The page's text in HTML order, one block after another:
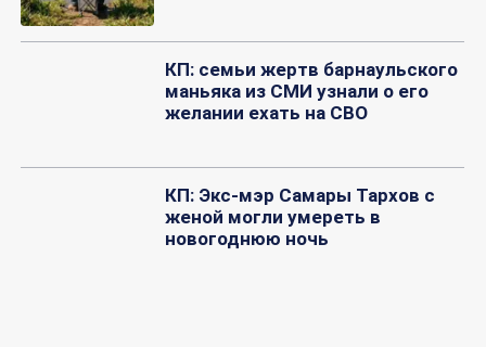
КП: семьи жертв барнаульского
маньяка из СМИ узнали о его
желании ехать на СВО
КП: Экс-мэр Самары Тархов с
женой могли умереть в
новогоднюю ночь